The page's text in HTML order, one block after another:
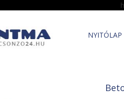
NYITÓLAP